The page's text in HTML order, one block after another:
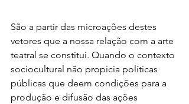
São a partir das microações destes
vetores que a nossa relação com a arte
teatral se constitui. Quando o contexto
sociocultural não propicia políticas
públicas que deem condições para a
produção e difusão das ações